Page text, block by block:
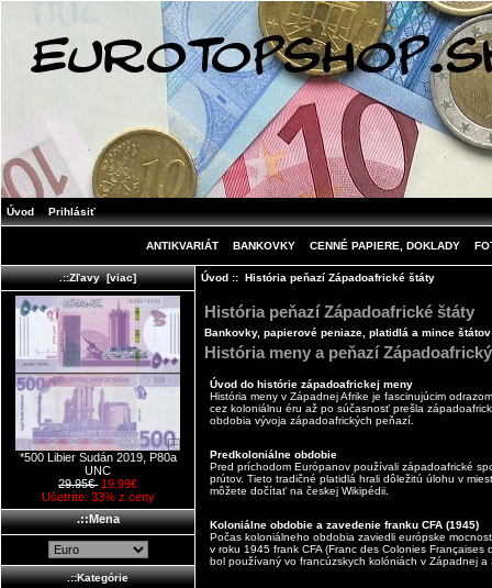
Úvod Prihlásiť
ANTIKVARIÁT BANKOVKY CENNÉ PAPIERE, DOKLADY
.::Zľavy [viac]
*500 Libier Sudán 2019, P80a
UNC
29.95€ 19.99€
Ušetríte: 33% z ceny
.::Mena
.::Kategórie
Úvod:: História peňazí Západoafrické štáty
História peňazí Západoafrické štáty
Bankovky, papierové peniaze, platidlá a mince
História meny a peňazí
Úvod do histórie západoafrickej meny
História meny v Západnej Afrike je fascinujúcim
cez koloniálnu éru až po súčasnosť prešla
obdobia vývoja západoafrických peňazí.
Predkoloniálne obdobie
Pred príchodom Európanov používali západoafrické
prútov. Tieto tradičné platidlá hrali dôležitú úlohu v
môžete dočítať na českej Wikipédii
Koloniálne obdobie a zavedenie franku CFA (1945)
Počas koloniálneho obdobia zaviedli európske
v roku 1945 frank CFA (Franc des Colonies
bol používaný vo francúzskych kolóniách v Západnej a